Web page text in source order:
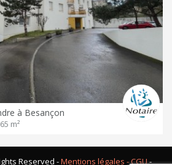
à Besançon
m²
Reserved -Mentions légales - CGU-